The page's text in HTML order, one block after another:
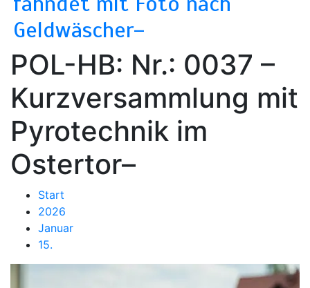
Geldwäscher–
POL-HB: Nr.: 0037 –
Kurzversammlung mit
Pyrotechnik im
Ostertor–
Start
2026
Januar
15.